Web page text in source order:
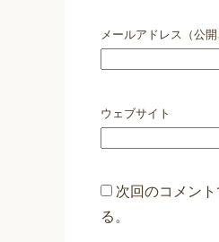
メールアドレス（公
ウェブサイト
次回のコメン
る。